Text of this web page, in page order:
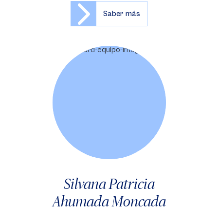
Saber más
Silvana Patricia
Ahumada Moncada